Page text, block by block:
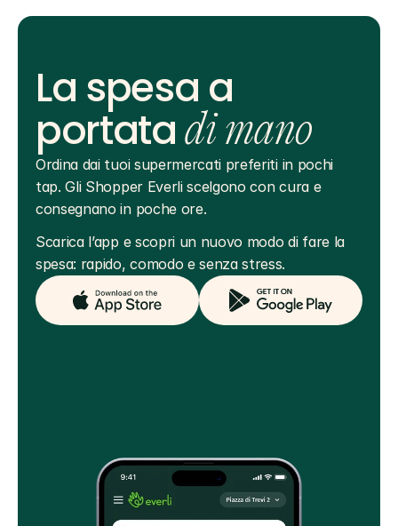
La spesa a
portatadi mano
Ordina dai tuoi supermercati preferiti in pochi
tap. Gli Shopper Everli scelgono con cura e
consegnano in poche ore.
Scarica l’app e scopri un nuovo modo di fare la
spesa: rapido, comodo e senza stress.